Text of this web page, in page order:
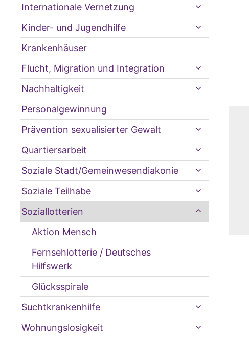
Internationale Vernetzung
Kinder- und Jugendhilfe
Krankenhäuser
Flucht, Migration und Integration
Nachhaltigkeit
Personalgewinnung
Prävention sexualisierter Gewalt
Quartiersarbeit
Soziale Stadt/Gemeinwesendiakonie
Soziale Teilhabe
Soziallotterien
Aktion Mensch
Fernsehlotterie / Deutsches
Hilfswerk
Glücksspirale
Suchtkrankenhilfe
Wohnungslosigkeit